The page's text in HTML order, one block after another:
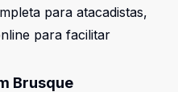
para atacadistas,
para facilitar
Brusque